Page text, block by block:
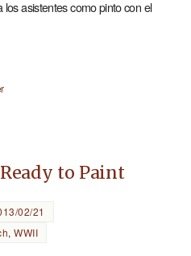
los asistentes como pinto con el
to Paint
02/21
,WWII